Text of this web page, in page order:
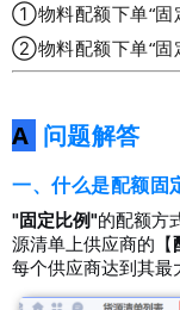
①物料配额下单“固
②物料配额下单“固
A 问题解答
一、什么是配额固
"固定比例"的配额方
源清单上供应商的【
每个供应商达到其最